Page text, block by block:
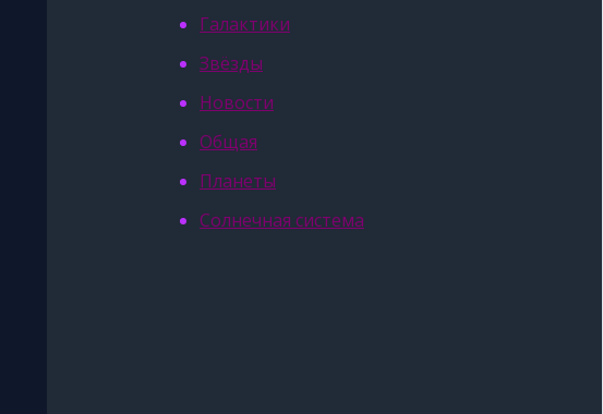
Галактики
Звёзды
Новости
Общая
Планеты
Солнечная система